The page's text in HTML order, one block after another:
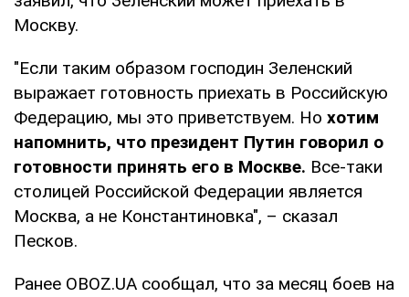
Москву.
"Если таким образом господин Зеленский
выражает готовность приехать в Российскую
Федерацию, мы это приветствуем. Но хотим
напомнить, что президент Путин говорил о
готовности принять его в Москве. Все-таки
столицей Российской Федерации является
Москва, а не Константиновка", – сказал
Песков.
Ранее OBOZ.UA сообщал, что за месяц боев на